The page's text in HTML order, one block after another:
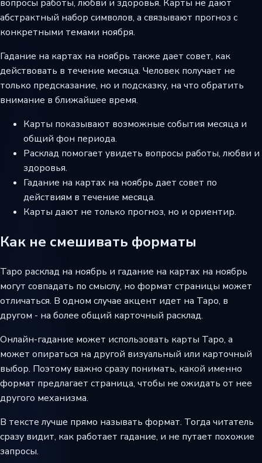
вопросы работы, любви и здоровья. Карты не дают
абстрактный набор символов, а связывают прогноз с
конкретными темами ноября.
Гадание на картах на ноябрь также дает совет, как
действовать в течение месяца. Человек получает не
только предсказание, но и подсказку, на что обратить
внимание в ближайшее время.
Карты показывают возможные события месяца и
общий фон периода.
Расклад помогает увидеть вопросы работы, любви и
здоровья.
Гадание на картах на ноябрь дает совет по
действиям в течение месяца.
Карты дают не только прогноз, но и ориентир.
Как не смешивать форматы
Таро расклад на ноябрь и гадание на картах на ноябрь
могут совпадать по смыслу, но формат страницы может
отличаться. В одном случае акцент идет на Таро, в
другом - на более общий карточный расклад.
Онлайн-гадание может использовать карты Таро, а
может опираться на другой визуальный или карточный
выбор. Поэтому важно сразу понимать, какой именно
формат предлагает страница, чтобы не ожидать от нее
другого механизма.
В тексте лучше прямо называть формат. Тогда читатель
сразу видит, как работает гадание, и не путает похожие
запросы.